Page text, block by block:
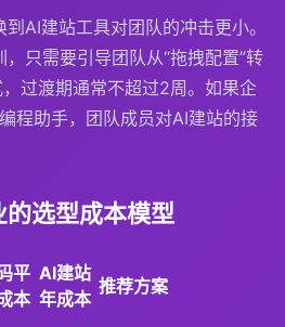
AI建站工具对团队的冲击更小。
只需要引导团队从“拖拽配置”转
过渡期通常不超过2周。如果企
程助手，团队成员对AI建站的接
选型成本模型
平
本
AI建站
年成本
推荐方案